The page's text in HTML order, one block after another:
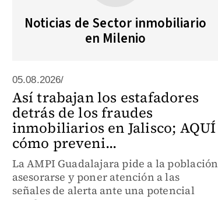
Noticias de Sector inmobiliario
en Milenio
05.08.2026/
Así trabajan los estafadores
detrás de los fraudes
inmobiliarios en Jalisco; AQUÍ
cómo preveni...
La AMPI Guadalajara pide a la población
asesorarse y poner atención a las
señales de alerta ante una potencial